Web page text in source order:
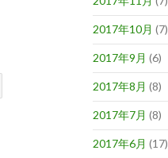
2017年10月 (7)
2017年9月 (6)
2017年8月 (8)
2017年7月 (8)
2017年6月 (17)